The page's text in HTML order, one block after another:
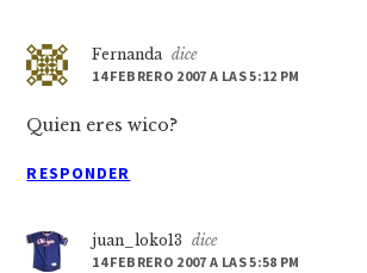
Fernanda dice
14 FEBRERO 2007 A LAS 5:12 PM
Quien eres wico?
RESPONDER
juan_loko13
dice
14 FEBRERO 2007 A LAS 5:58 PM